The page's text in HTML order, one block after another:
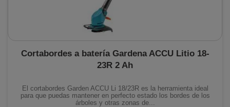
Cortabordes a batería Gardena ACCU Litio 18-
23R 2 Ah
El cortabordes Garden ACCU Li 18/23R es la herramienta ideal
para que puedas mantener en perfecto estado los bordes de los
árboles y otras zonas de...